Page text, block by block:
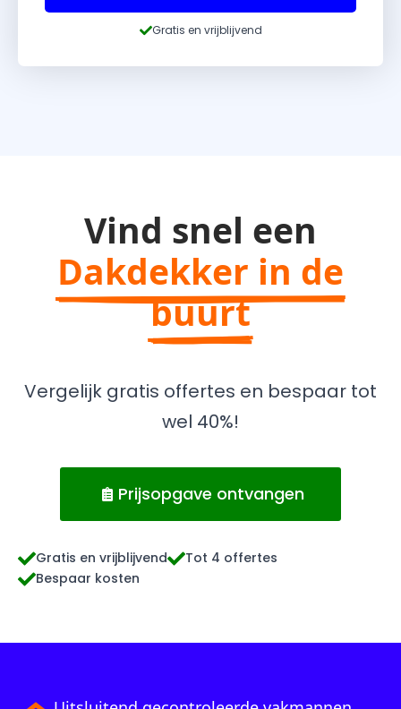
Gratis en vrijblijvend
Vind snel een
Dakdekker in de
buurt
Vergelijk gratis offertes en bespaar tot
wel 40%!
Prijsopgave ontvangen
Gratis en vrijblijvend
Tot 4 offertes
Bespaar kosten